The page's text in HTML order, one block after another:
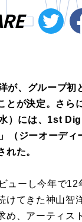
が、グループ初
とが決定。さら
）には、1st
（ジーオーディ
れた。
ューし今年で12
けてきた神山智
め、アーティス